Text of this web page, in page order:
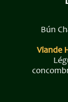
Bún
Viande